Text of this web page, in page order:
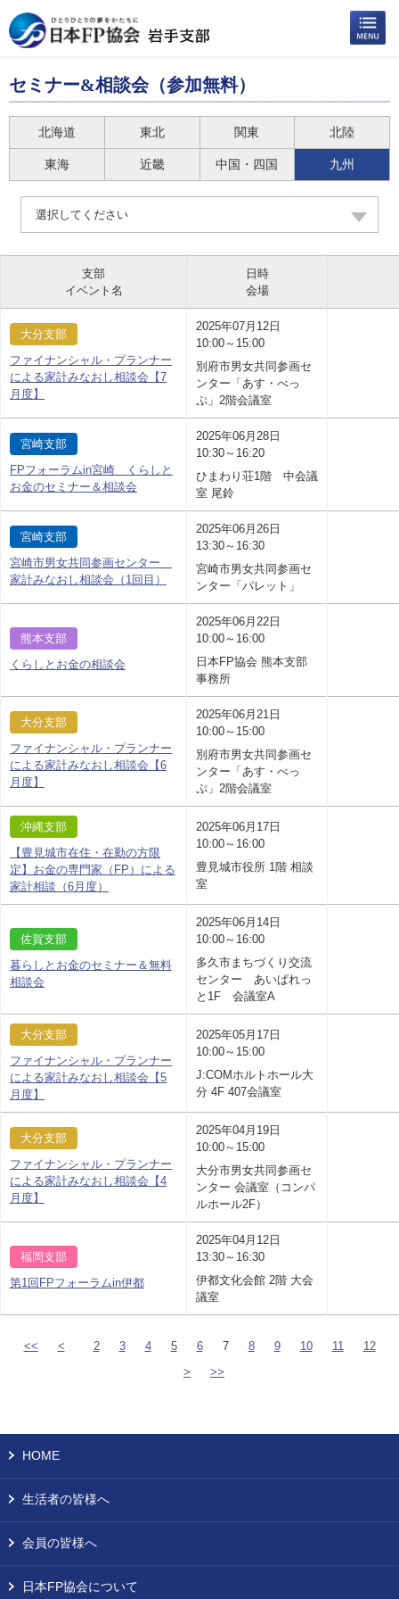
セミナー&相談会（参加無料）
北海道 東北 関東 北陸
東海 近畿 中国・四国 九州
選択してください
支部
イベント名
日時
会場
大分支部
ファイナンシャル・プランナー
による家計みなおし相談会【7
月度】
2025年07月12日
10:00～15:00
別府市男女共同参画セ
ンター「あす・べっ
ぷ」2階会議室
宮崎支部
FPフォーラムin宮崎 くらしと
お金のセミナー＆相談会
2025年06月28日
10:30～16:20
ひまわり荘1階 中会議
室 尾鈴
宮崎支部
宮崎市男女共同参画センター
家計みなおし相談会（1回目）
2025年06月26日
13:30～16:30
宮崎市男女共同参画セ
ンター「パレット」
熊本支部
くらしとお金の相談会
2025年06月22日
10:00～16:00
日本FP協会 熊本支部
事務所
大分支部
ファイナンシャル・プランナー
による家計みなおし相談会【6
月度】
2025年06月21日
10:00～15:00
別府市男女共同参画セ
ンター「あす・べっ
ぷ」2階会議室
沖縄支部
【豊見城市在住・在勤の方限
定】お金の専門家（FP）による
家計相談（6月度）
2025年06月17日
10:00～16:00
豊見城市役所 1階 相談
室
佐賀支部
暮らしとお金のセミナー＆無料
相談会
2025年06月14日
10:00～16:00
多久市まちづくり交流
センター あいぱれっ
と1F 会議室A
大分支部
ファイナンシャル・プランナー
による家計みなおし相談会【5
月度】
2025年05月17日
10:00～15:00
J:COMホルトホール大
分 4F 407会議室
大分支部
ファイナンシャル・プランナー
による家計みなおし相談会【4
月度】
2025年04月19日
10:00～15:00
大分市男女共同参画セ
ンター 会議室（コンパ
ルホール2F）
福岡支部
第1回FPフォーラムin伊都
2025年04月12日
13:30～16:30
伊都文化会館 2階 大会
議室
<< < 2 3 4 5 6 7 8 9 10 11
12
>
>>
HOME
生活者の皆様へ
会員の皆様へ
日本FP協会について